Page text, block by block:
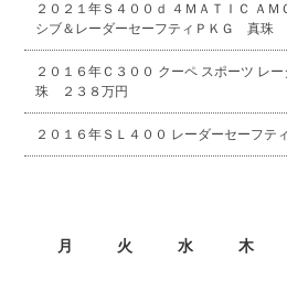
２０２１年Ｓ４００ｄ ４ＭＡＴＩＣ Ａ
シブ＆レーダーセーフティＰＫＧ 真珠
２０１６年Ｃ３００ クーペ スポーツ レ
珠 ２３８万円
２０１６年ＳＬ４００ レーダーセーフ
月 火 水 木